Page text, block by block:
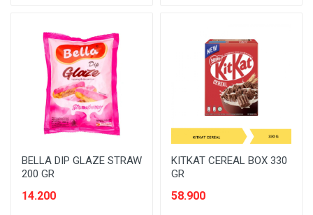
BELLA DIP GLAZE STRAW
200 GR
14.200
KITKAT CEREAL BOX 330
GR
58.900